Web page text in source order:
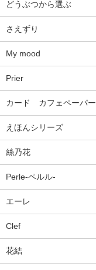
どうぶつから選ぶ
さえずり
My mood
Prier
カード カフェペーパー
えほんシリーズ
絲乃花
Perle-ペルル-
エーレ
Clef
花結